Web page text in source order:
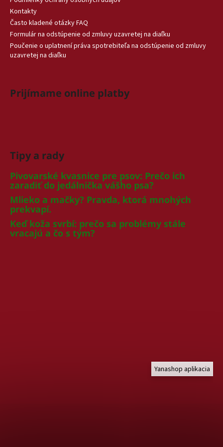
Kontakty
Často kladené otázky FAQ
Formulár na odstúpenie od zmluvy uzavretej na diaľku
Poučenie o uplatnení práva spotrebiteľa na odstúpenie od zmluvy
uzavretej na diaľku
Prijímame online platby
Tipy a rady
Pivovarské kvasnice pre psov: Prečo ich
zaradiť do jedálnička vášho psa?
Mlieko a mačky? Pravda, ktorá mnohých
prekvapí.
Keď koža svrbí: prečo sa problémy stále
vracajú a čo s tým?
Yanashop aplikacia